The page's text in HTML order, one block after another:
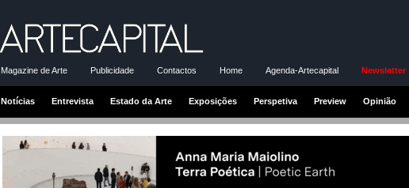
Magazine de Arte Publicidade Contactos Home Agenda-Artecapital Newsletter
Notícias Entrevista Estado da Arte Exposições Perspetiva Preview Opinião